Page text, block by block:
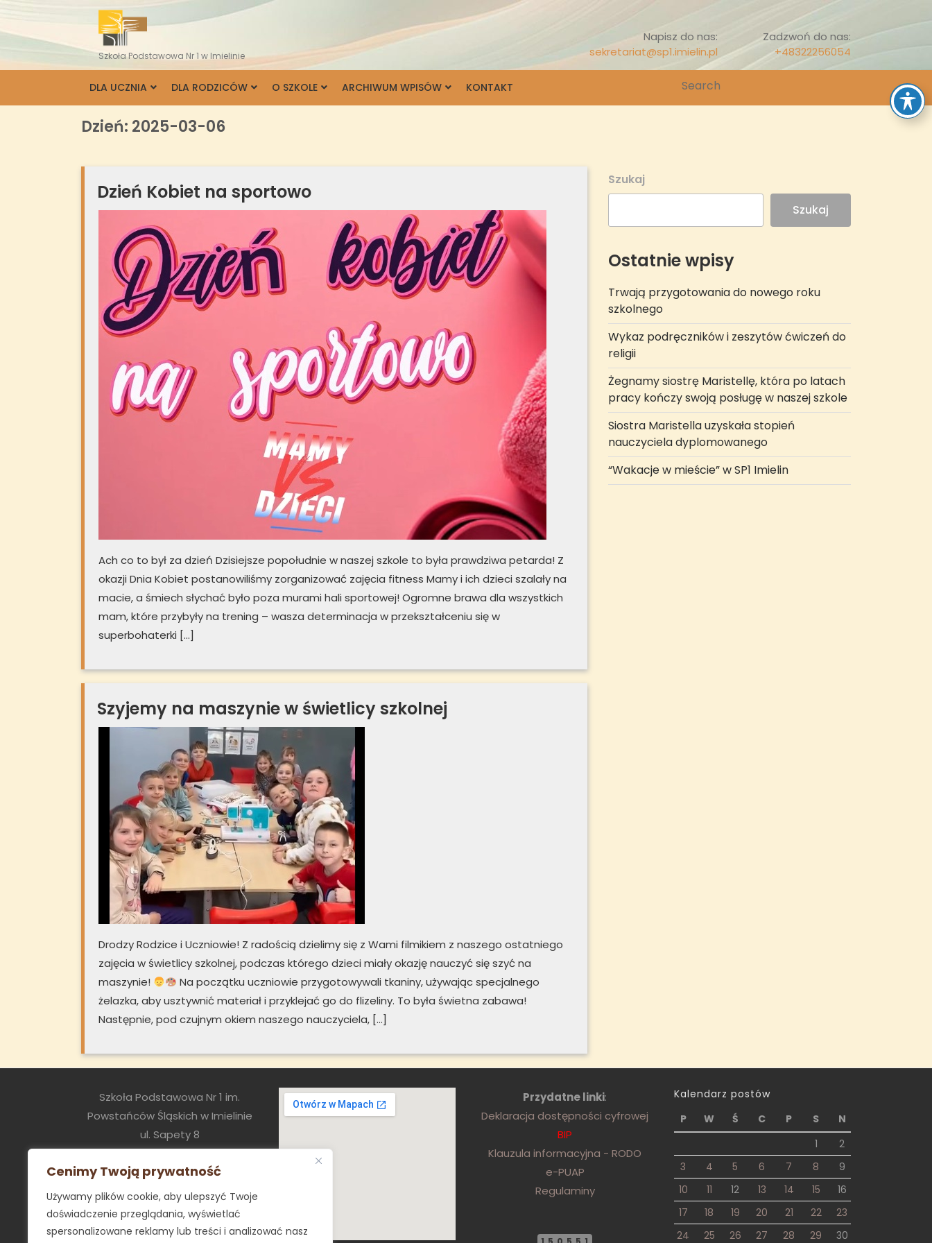
Cenimy Twoją prywatność
Używamy plików cookie, aby ulepszyć Twoje
doświadczenie przeglądania, wyświetlać
spersonalizowane reklamy lub treści i analizować nasz
content
Szkoła Podstawowa Nr 1 w Imielinie
Napisz do nas:
sekretariat@sp1.imielin.pl
Zadzwoń do nas:
+48322256054
DLA UCZNIA DLA RODZICÓW O SZKOLE ARCHIWUM WPISÓW KONTAKT
for:
Dzień: 2025-03-06
Dzień Kobiet na sportowo
Ach co to był za dzień Dzisiejsze popołudnie w naszej szkole to była prawdziwa petarda! Z
okazji Dnia Kobiet postanowiliśmy zorganizować zajęcia fitness Mamy i ich dzieci szalały na
macie, a śmiech słychać było poza murami hali sportowej! Ogromne brawa dla wszystkich
mam, które przybyły na trening – wasza determinacja w przekształceniu się w
superbohaterki […]
Szyjemy na maszynie w świetlicy szkolnej
Drodzy Rodzice i Uczniowie! Z radością dzielimy się z Wami filmikiem z naszego ostatniego
zajęcia w świetlicy szkolnej, podczas którego dzieci miały okazję nauczyć się szyć na
maszynie!
Na początku uczniowie przygotowywali tkaniny, używając specjalnego
żelazka, aby usztywnić materiał i przyklejać go do flizeliny. To była świetna zabawa!
Następnie, pod czujnym okiem naszego nauczyciela, […]
Szukaj
Szukaj
Ostatnie wpisy
Trwają przygotowania do nowego roku
szkolnego
Wykaz podręczników i zeszytów ćwiczeń do
religii
Żegnamy siostrę Maristellę, która po latach
pracy kończy swoją posługę w naszej szkole
Siostra Maristella uzyskała stopień
nauczyciela dyplomowanego
“Wakacje w mieście” w SP1 Imielin
Szkoła Podstawowa Nr 1 im.
Powstańców Śląskich w Imielinie
ul. Sapety 8
41-407 Imielin
sekretariat@sp1.imielin.pl
tel:+48 32 2256054
poniedziałek – piątek 8.00 - 16.00
Przydatne linki:
Deklaracja dostępności cyfrowej
BIP
Klauzula informacyjna - RODO
e-PUAP
Regulaminy
Kalendarz postów
P
W Ś C P S
N
1
2
3
4 5 6 7 8
9
10
11 12 13 14 15
16
17
18 19 20 21 22
23
24
25 26 27 28 29 30